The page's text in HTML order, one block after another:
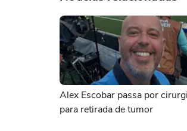
Alex Escobar passa por
para retirada de tumor